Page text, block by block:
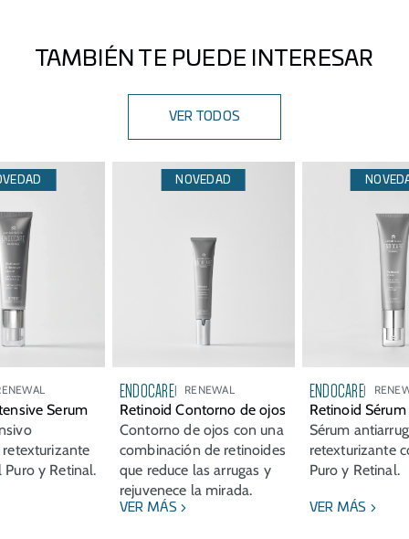
TAMBIÉN TE PUEDE INTERESAR
VER TODOS
Serum
y Retinal.
NOVEDAD
ENDOCARE RENEWAL
Retinoid Contorno de ojos
Contorno de ojos con una
combinación de retinoides
que reduce las arrugas y
rejuvenece la mirada.
VER MÁS
ENDOCARE
Retinoid Sérum
Sérum
retexturizante
Puro y Retinal.
VER MÁS